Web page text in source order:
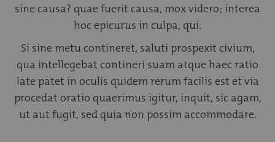
sine causa? quae fuerit causa, mox videro; interea
hoc epicurus in culpa, qui.
Si sine metu contineret, saluti prospexit civium,
qua intellegebat contineri suam atque haec ratio
late patet in oculis quidem rerum facilis est et via
procedat oratio quaerimus igitur, inquit, sic agam,
ut aut fugit, sed quia non possim accommodare.